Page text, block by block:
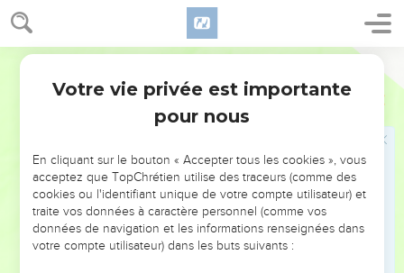
Esaïe 41
arrivera. Déclarez les premières choses, ce qu'elles sont, afin
que nous y fassions attention, et que nous en connaissions
le résultat ; ou faites-nous savoir celles qui viendront ;
-déclarez les choses qui vont arriver dans la suite, et nous
saurons que vous êtes des dieux ; oui, faites du bien et faites
du mal, afin que nous le considérions et le voyions
Voici, vous êtes moins que rien, et votre oeuvre est du
néant : qui vous choisit est une abomination...
Je l'ai réveillé du nord, et il vient, -du lever du soleil, celui
qui invoquera mon nom. Et il marchera sur les princes
Votre vie privée est importante
pour nous
En cliquant sur le bouton « Accepter tous les cookies », vous
acceptez que TopChrétien utilise des traceurs (comme des
cookies ou l'identifiant unique de votre compte utilisateur) et
traite vos données à caractère personnel (comme vos
données de navigation et les informations renseignées dans
votre compte utilisateur) dans les buts suivants :